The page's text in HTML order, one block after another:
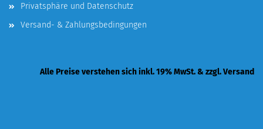
Privatsphäre und Datenschutz
Versand- & Zahlungsbedingungen
Alle Preise verstehen sich inkl. 19% MwSt. & zzgl. Versand